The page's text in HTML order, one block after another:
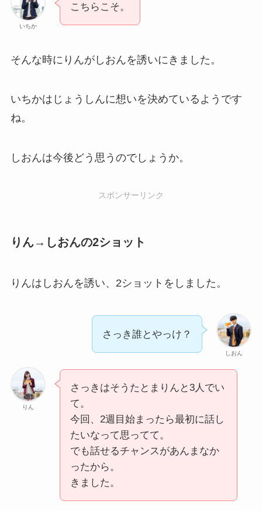
いちか
こちらこそ。
そんな時にりんがしおんを誘いにきました。
いちかはじょうしんに想いを決めているようです
ね。
しおんは今後どう思うのでしょうか。
スポンサーリンク
りん→しおんの2ショット
りんはしおんを誘い、2ショットをしました。
しおん
さっき誰とやっけ？
りん
さっきはそうたとまりんと3人でい
て。
今回、2週目始まったら最初に話し
たいなって思ってて。
でも話せるチャンスがあんまなか
ったから。
きました。